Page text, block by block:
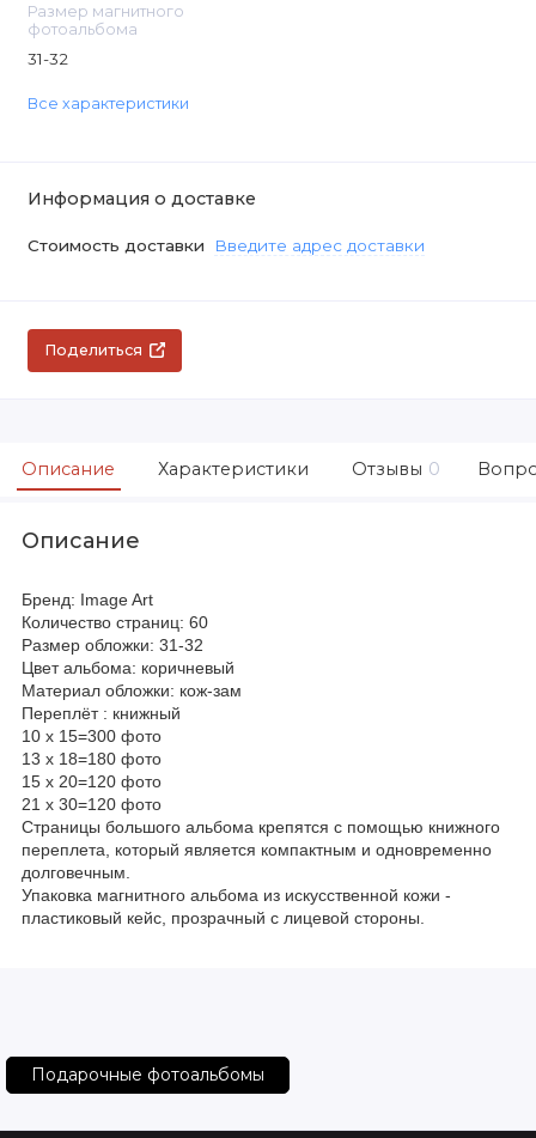
Размер магнитного
фотоальбома
31-32
Все характеристики
Информация о доставке
Стоимость доставки Введите адрес доставки
Поделиться
Описание Характеристики Отзывы 0
Описание
Бренд: Image Art
Количество страниц: 60
Размер обложки: 31-32
Цвет альбома: коричневый
Материал обложки: кож-зам
Переплёт : книжный
10 х 15=300 фото
13 х 18=180 фото
15 х 20=120 фото
21 х 30=120 фото
Страницы большого альбома крепятся с помощью книжного
переплета, который является компактным и одновременно
долговечным.
Упаковка магнитного альбома из искусственной кожи -
пластиковый кейс, прозрачный с лицевой стороны.
Подарочные фотоальбомы